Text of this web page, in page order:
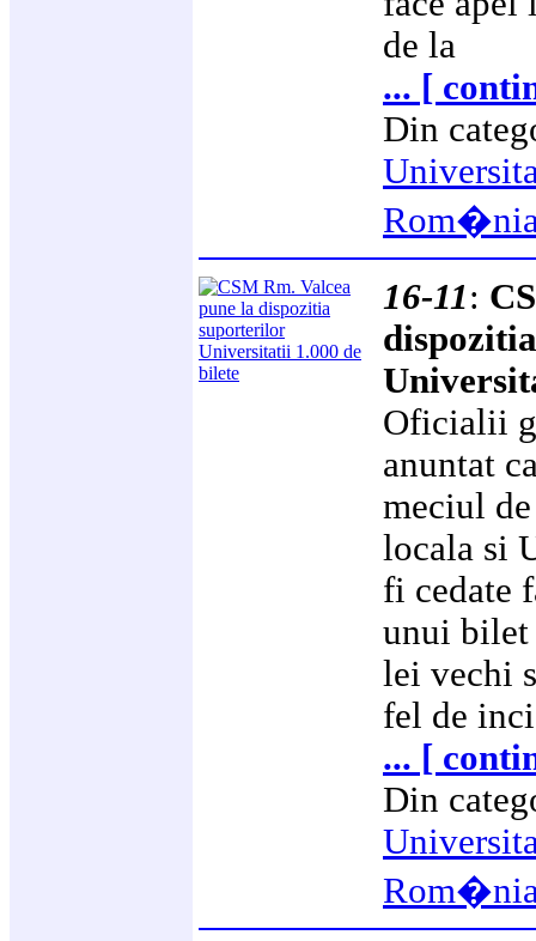
de la
... [
Din
16-11:
Oficialii
anuntat
meciul
locala si
fi cedate
unui bilet
lei vechi
fel de
... [
Din